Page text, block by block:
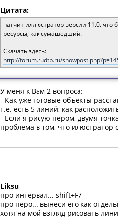
Цитата:
патчит иллюстратор версии 11.0. что
ресурсы, как сумашедший.
Скачать здесь:
http://forum.rudtp.ru/
У меня к Вам 2 вопроса:
- Как уже готовые объекты
т.е. есть 5 линий, как
- Если я рисую пером, двумя
проблема в том, что илюстратор
Liksu
про интервал... shift+F7
про перо... вынеси его как
хотя на мой взгляд рисовать